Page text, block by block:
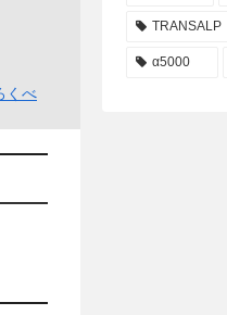
くべ
TRANSALP
α5000